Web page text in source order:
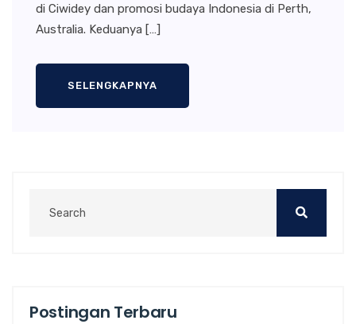
di Ciwidey dan promosi budaya Indonesia di Perth,
Australia. Keduanya […]
SELENGKAPNYA
Postingan Terbaru